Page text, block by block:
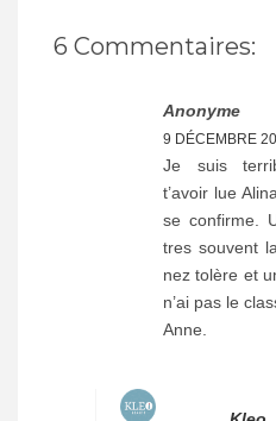
6 Commentaires:
Anonyme
9 DÉCEMBRE
Je suis
t’avoir lue
se confirme.
tres souvent
nez tolère et
n’ai pas le
Anne.